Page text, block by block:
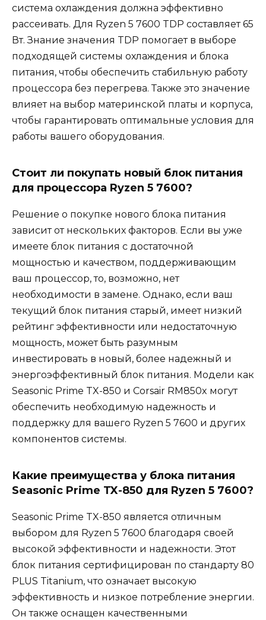
система охлаждения должна эффективно
рассеивать. Для Ryzen 5 7600 TDP составляет 65
Вт. Знание значения TDP помогает в выборе
подходящей системы охлаждения и блока
питания, чтобы обеспечить стабильную работу
процессора без перегрева. Также это значение
влияет на выбор материнской платы и корпуса,
чтобы гарантировать оптимальные условия для
работы вашего оборудования.
Стоит ли покупать новый блок питания
для процессора Ryzen 5 7600?
Решение о покупке нового блока питания
зависит от нескольких факторов. Если вы уже
имеете блок питания с достаточной
мощностью и качеством, поддерживающим
ваш процессор, то, возможно, нет
необходимости в замене. Однако, если ваш
текущий блок питания старый, имеет низкий
рейтинг эффективности или недостаточную
мощность, может быть разумным
инвестировать в новый, более надежный и
энергоэффективный блок питания. Модели как
Seasonic Prime TX-850 и Corsair RM850x могут
обеспечить необходимую надежность и
поддержку для вашего Ryzen 5 7600 и других
компонентов системы.
Какие преимущества у блока питания
Seasonic Prime TX-850 для Ryzen 5 7600?
Seasonic Prime TX-850 является отличным
выбором для Ryzen 5 7600 благодаря своей
высокой эффективности и надежности. Этот
блок питания сертифицирован по стандарту 80
PLUS Titanium, что означает высокую
эффективность и низкое потребление энергии.
Он также оснащен качественными